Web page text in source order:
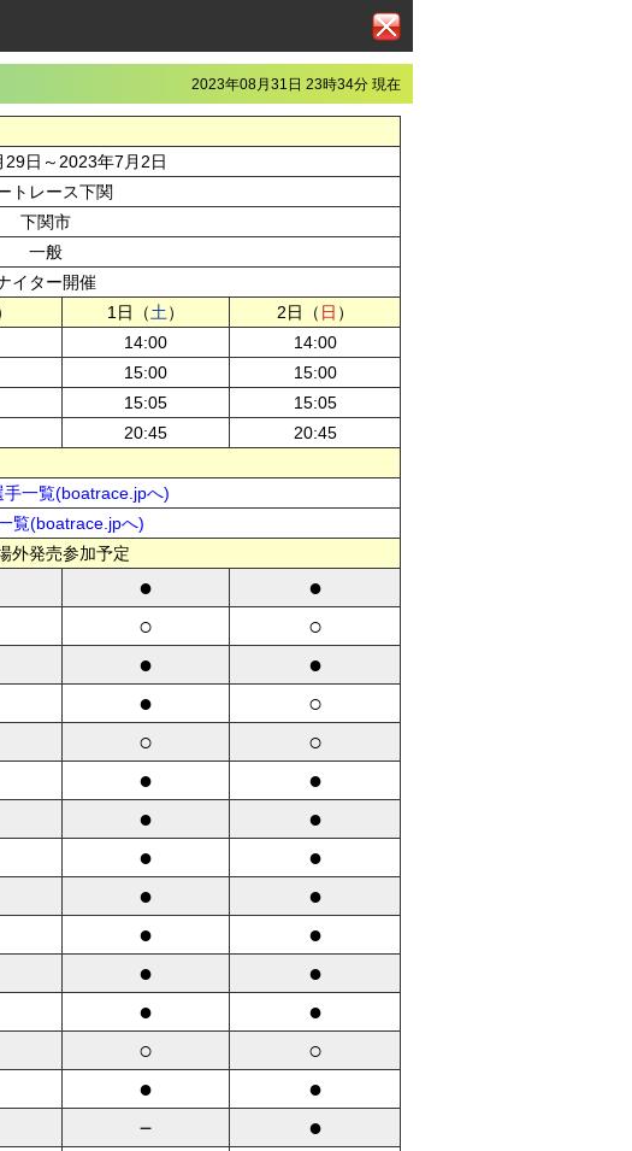
2023年08月31日 23時34分 現在
29日～2023年7月2日
トレース下関
下関市
一般
イター開催
1日（土） 2日（ 日 ）
14:00
14:00
15:00
15:00
15:05
15:05
20:45
20:45
手一覧(boatrace.jpへ)
覧(boatrace.jpへ)
外発売参加予定
● ●
○ ○
● ●
● ○
○ ○
● ●
● ●
● ●
● ●
● ●
● ●
● ●
○ ○
● ●
－ ●